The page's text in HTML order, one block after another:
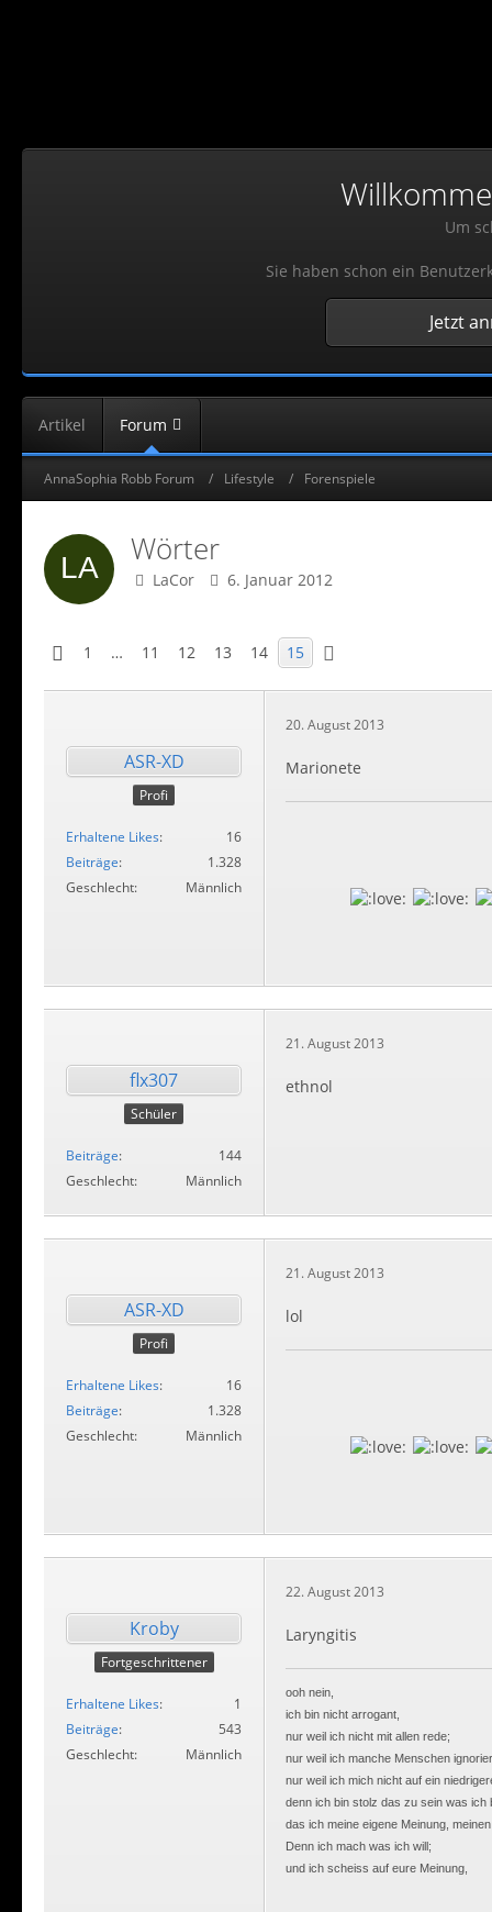
Um
Sie haben schon ein
Jetzt
Artikel Forum
AnnaSophia Robb Forum Lifestyle Forenspiele
Wörter
LaCor 6. Januar 2012
1 … 11 12 13 14 15
ASR-XD
Profi
Erhaltene Likes
16
Beiträge
1.328
Geschlecht
Männlich
20. August 2013
Marionete
flx307
Schüler
Beiträge
144
Geschlecht
Männlich
21. August 2013
ethnol
ASR-XD
Profi
Erhaltene Likes
16
Beiträge
1.328
Geschlecht
Männlich
21. August 2013
lol
Kroby
Fortgeschrittener
Erhaltene Likes
1
Beiträge
543
Geschlecht
Männlich
22. August 2013
Laryngitis
ooh nein,
ich bin nicht arrogant,
nur weil ich nicht mit allen rede;
nur weil ich manche Menschen
nur weil ich mich nicht auf ein
denn ich bin stolz das zu sein was ich
das ich meine eigene Meinung,
Denn ich mach was ich will;
und ich scheiss auf eure Meinung,